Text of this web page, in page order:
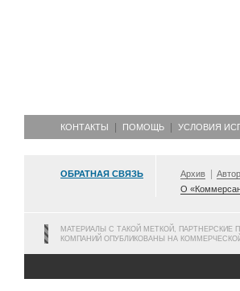
КОНТАКТЫ ПОМОЩЬ УСЛОВИЯ
ОБРАТНАЯ СВЯЗЬ Архив
О
МАТЕРИАЛЫ С ТАКОЙ МЕТКОЙ, ПАРТНЕРСКИЕ
КОМПАНИЙ ОПУБЛИКОВАНЫ НА